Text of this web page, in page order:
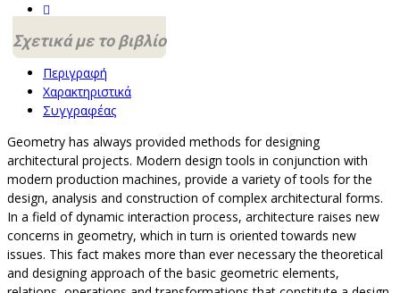
Σχετικά με το βιβλίο
Περιγραφή
Χαρακτηριστικά
Συγγραφέας
Geometry has always provided methods for designing
architectural projects. Modern design tools in conjunction with
modern production machines, provide a variety of tools for the
design, analysis and construction of complex architectural forms.
In a field of dynamic interaction process, architecture raises new
concerns in geometry, which in turn is oriented towards new
issues. This fact makes more than ever necessary the theoretical
and designing approach of the basic geometric elements,